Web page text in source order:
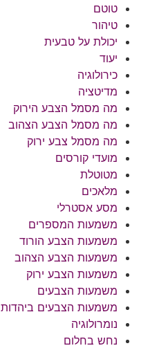
טוטם
טיהור
יכולת על טבעית
יעוד
כירולוגיה
מדיטציה
מה מסמל הצבע הירוק
מה מסמל הצבע הצהוב
מה מסמל צבע ירוק
מועדי קורסים
מטוטלת
מלאכים
מסע אסטרלי
משמעות המספרים
משמעות הצבע הורוד
משמעות הצבע הצהוב
משמעות הצבע ירוק
משמעות הצבעים
משמעות הצבעים ביהדות
נומרולוגיה
נחש בחלום